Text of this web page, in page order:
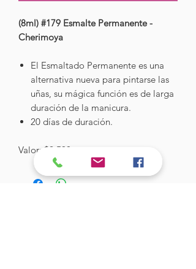
(8ml) #179 Esmalte Permanente -
Cherimoya
El Esmaltado Permanente es una
alternativa nueva para pintarse las
uñas, su mágica función es de larga
duración de la manicura.
20 días de duración.
Valor: $2.500